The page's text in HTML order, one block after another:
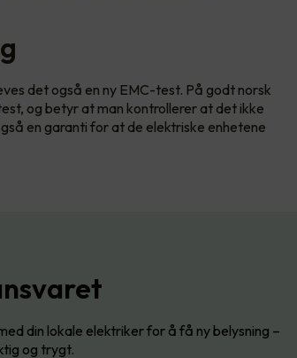
det også en ny EMC-test. På godt norsk
og betyr at man kontrollerer at det ikke
en garanti for at de elektriske enhetene
din lokale elektriker for å få ny belysning –
og trygt.